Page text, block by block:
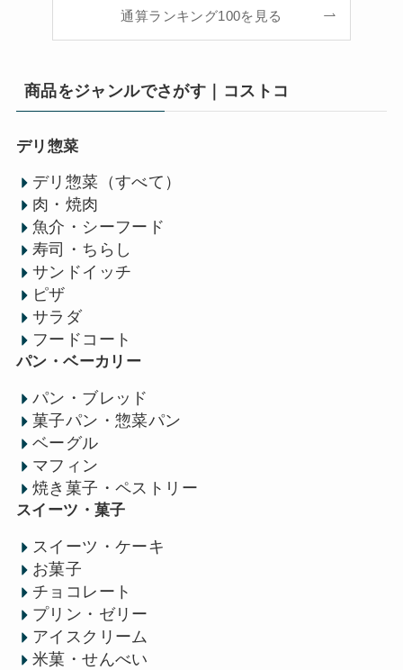
通算ランキング100を見る
商品をジャンルでさがす｜コストコ
デリ惣菜
デリ惣菜（すべて）
肉・焼肉
魚介・シーフード
寿司・ちらし
サンドイッチ
ピザ
サラダ
フードコート
パン・ベーカリー
パン・ブレッド
菓子パン・惣菜パン
ベーグル
マフィン
焼き菓子・ペストリー
スイーツ・菓子
スイーツ・ケーキ
お菓子
チョコレート
プリン・ゼリー
アイスクリーム
米菓・せんべい